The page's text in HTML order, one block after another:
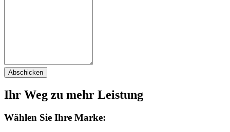
Abschicken
Ihr Weg zu mehr Leistung
Wählen Sie Ihre Marke: